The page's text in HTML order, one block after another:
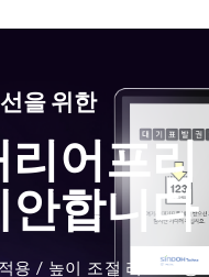
을 위한
리어프리
안합니다
용 / 높이 조절 리프트 등